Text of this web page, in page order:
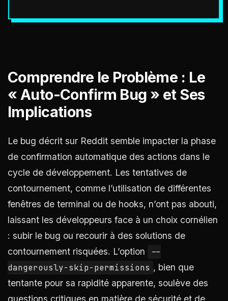
Comprendre le Problème : Le
« Auto-Confirm Bug » et Ses
Implications
Le bug décrit sur Reddit semble impacter la phase
de confirmation automatique des actions dans le
cycle de développement. Les tentatives de
contournement, comme l’utilisation de différentes
fenêtres de terminal ou de hooks, n’ont pas abouti,
laissant les développeurs face à un choix cornélien
: subir le bug ou recourir à des solutions de
contournement risquées. L’option
--
dangerously-skip-permissions , bien que
tentante pour sa rapidité apparente, soulève des
questions critiques en matière de sécurité et de